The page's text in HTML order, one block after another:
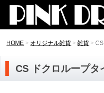
HOME オリジナル雑貨 雑貨
CS ドクロループタ